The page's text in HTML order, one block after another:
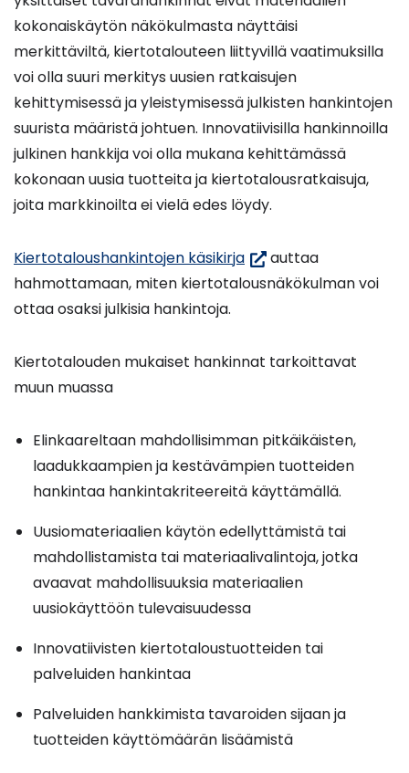
kokonaiskäytön näkökulmasta näyttäisi
merkittäviltä, kiertotalouteen liittyvillä vaatimuksilla
voi olla suuri merkitys uusien ratkaisujen
kehittymisessä ja yleistymisessä julkisten hankintojen
suurista määristä johtuen. Innovatiivisilla hankinnoilla
julkinen hankkija voi olla mukana kehittämässä
kokonaan uusia tuotteita ja kiertotalousratkaisuja,
joita markkinoilta ei vielä edes löydy.
Kiertotaloushankintojen käsikirja(siirryt
toiseen
auttaa
hahmottamaan, miten kiertotalousnäkökulman voi
ottaa osaksi julkisia hankintoja.
Kiertotalouden mukaiset hankinnat tarkoittavat
muun muassa
Elinkaareltaan mahdollisimman pitkäikäisten,
laadukkaampien ja kestävämpien tuotteiden
hankintaa hankintakriteereitä käyttämällä.
Uusiomateriaalien käytön edellyttämistä tai
mahdollistamista tai materiaalivalintoja, jotka
avaavat mahdollisuuksia materiaalien
uusiokäyttöön tulevaisuudessa
Innovatiivisten kiertotaloustuotteiden tai
palveluiden hankintaa
Palveluiden hankkimista tavaroiden sijaan ja
tuotteiden käyttömäärän lisäämistä